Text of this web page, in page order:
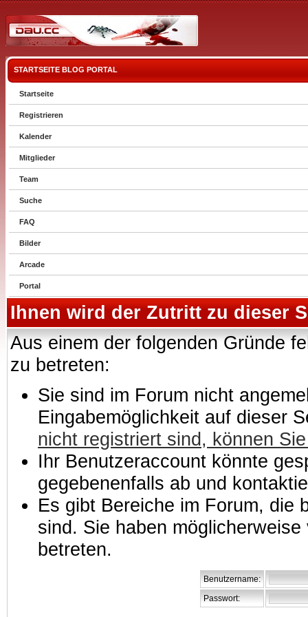
STARTSEITE BLOG PORTAL
Startseite
Registrieren
Kalender
Mitglieder
Team
Suche
FAQ
Bilder
Arcade
Portal
Ihnen wird der Zutritt zu dieser
Aus einem der folgenden Gründe
zu betreten:
Sie sind im Forum nicht
Eingabemöglichkeit auf dieser
nicht registriert sind, können
Ihr Benutzeraccount könnte
gegebenenfalls ab und
Es gibt Bereiche im Forum, die
sind. Sie haben
betreten.
Benutzername:
Passwort: